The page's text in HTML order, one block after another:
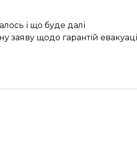
і що буде далі
заяву щодо гарантій